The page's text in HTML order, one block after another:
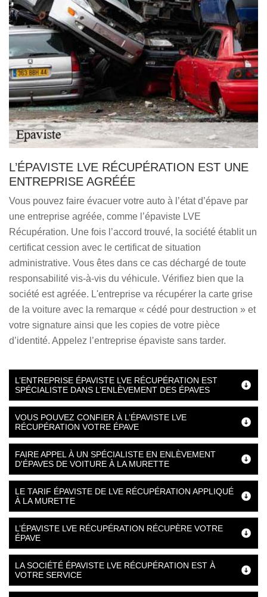
L’ÉPAVISTE LVE RÉCUPÉRATION EST UNE
ENTREPRISE AGRÉÉE
Vous pouvez faire évacuer votre auto à l’état d’épave par
une entreprise agréée, comme l’épaviste LVE
Récupération. Une fois l’accord trouvé, la société établit un
certificat cession avec le certificat de situation
administrative. Vous êtes dans ce cas déchargé de toute
responsabilité vis-à-vis du véhicule. Vérifiez bien que la
société est agréée. L'entreprise va récupérer la carte grise
de la voiture avec la remarque « cédé pour destruction » et
votre signature ainsi que les copies de votre pièce
d’identité. Appelez l’entreprise épaviste sans tarder.
L’ENTREPRISE ÉPAVISTE LVE RÉCUPÉRATION EST
SPÉCIALISTE DANS L’ENLÈVEMENT DES ÉPAVES
VOUS POUVEZ CONFIER À L’ÉPAVISTE LVE
RÉCUPÉRATION VOTRE ÉPAVE
FAIRE APPEL À UN SPÉCIALISTE EN ENLÈVEMENT
D'ÉPAVES DE VOITURE À LA MURETTE
LE TARIF ÉPAVISTE DE LVE RÉCUPÉRATION APPLIQUÉ
À LA MURETTE
L’ÉPAVISTE LVE RÉCUPÉRATION RÉCUPÈRE VOTRE
ÉPAVE
LA SOCIÉTÉ ÉPAVISTE LVE RÉCUPÉRATION EST À
VOTRE SERVICE